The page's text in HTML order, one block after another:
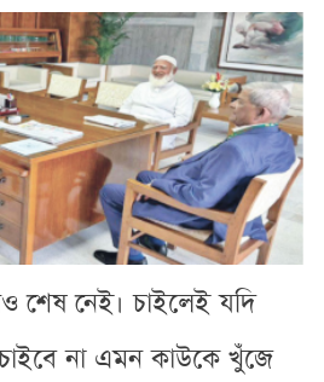
শেষ নেই। চাইলেই যদি
না এমন কাউকে খুঁজে